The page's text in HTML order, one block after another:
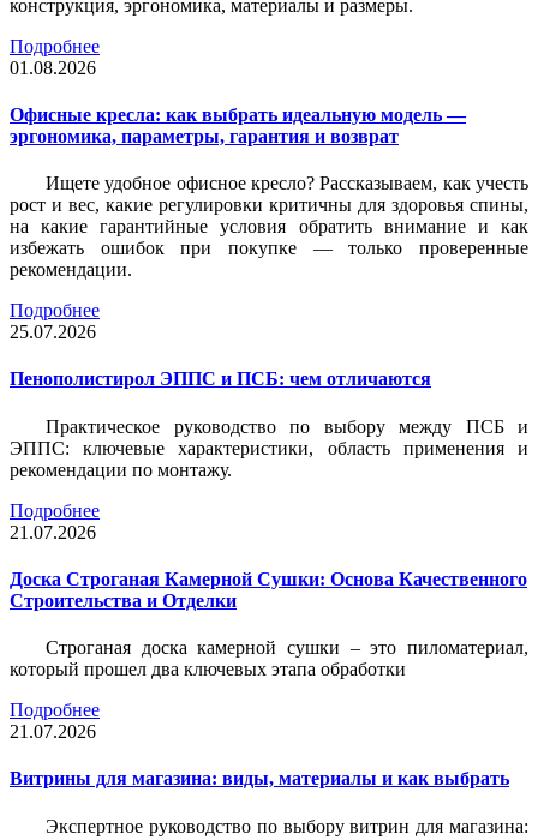
конструкция, эргономика, материалы и размеры.
Подробнее
01.08.2026
Офисные кресла: как выбрать идеальную модель —
эргономика, параметры, гарантия и возврат
Ищете удобное офисное кресло? Рассказываем, как учесть
рост и вес, какие регулировки критичны для здоровья спины,
на какие гарантийные условия обратить внимание и как
избежать ошибок при покупке — только проверенные
рекомендации.
Подробнее
25.07.2026
Пенополистирол ЭППС и ПСБ: чем отличаются
Практическое руководство по выбору между ПСБ и
ЭППС: ключевые характеристики, область применения и
рекомендации по монтажу.
Подробнее
21.07.2026
Доска Строганая Камерной Сушки: Основа Качественного
Строительства и Отделки
Строганая доска камерной сушки – это пиломатериал,
который прошел два ключевых этапа обработки
Подробнее
21.07.2026
Витрины для магазина: виды, материалы и как выбрать
Экспертное руководство по выбору витрин для магазина: